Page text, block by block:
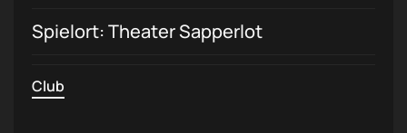
Spielort: Theater Sapperlot
Club